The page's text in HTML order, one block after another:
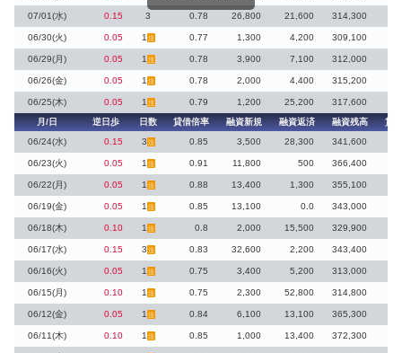
07/01(水) 0.15 3 0.78 26,800 21,600 314,300
06/30(火) 0.05 1 注 0.77 1,300 4,200 309,100
06/29(月) 0.05 1 注 0.78 3,900 7,100 312,000
06/26(金) 0.05 1 注 0.78 2,000 4,400 315,200
06/25(木) 0.05 1 注 0.79 1,200 25,200
317,600
月/日
逆日歩 日数 貸借倍率 融資新規 融資返済 融資残高
貸
06/24(水)
0.15 3 注 0.85 3,500 28,300 341,600
06/23(火) 0.05 1 注 0.91 11,800 500 366,400
06/22(月) 0.05 1 注 0.88 13,400 1,300 355,100
06/19(金) 0.05 1 注 0.85 13,100 0.0 343,000
06/18(木) 0.10 1 注 0.8 2,000 15,500 329,900
06/17(水) 0.15 3 注 0.83 32,600 2,200 343,400
06/16(火) 0.05 1 注 0.75 3,400 5,200 313,000
06/15(月) 0.10 1 注 0.75 2,300 52,800 314,800
06/12(金) 0.05 1 注 0.84 6,100 13,100 365,300
06/11(木) 0.10 1 注 0.85 1,000 13,400 372,300